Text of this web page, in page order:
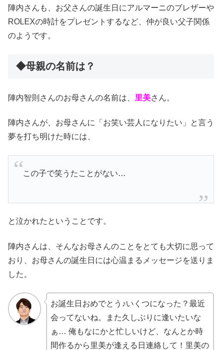
陣内さんも、お父さんの誕生日にアルマーニのブレザーや
ROLEXの時計をプレゼントするなど、仲が良い父子関係
のようです。
◆母親の名前は？
陣内智則さんのお母さんの名前は、 里美さん。
陣内さんが、お母さんに「お笑い芸人になりたい」と言う
夢を打ち明けた時には、
この子で笑うたことがない…
と泣かれたということです。
陣内さんは、そんなお母さんのことをとても大切に思って
おり、お母さんの誕生日には心温まるメッセージを送りま
した。
お誕生日おめでとう♪いくつになった？最近
会ってないね。また久しぶりに逢いたいな
ぁ… 俺もなにかと忙しいけど、なんとか時
間作るから里美が逢える日連絡して！里美の